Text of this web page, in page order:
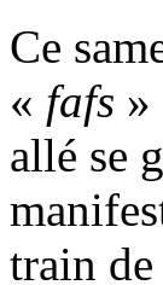
Ce
« fafs »
allé se
train de